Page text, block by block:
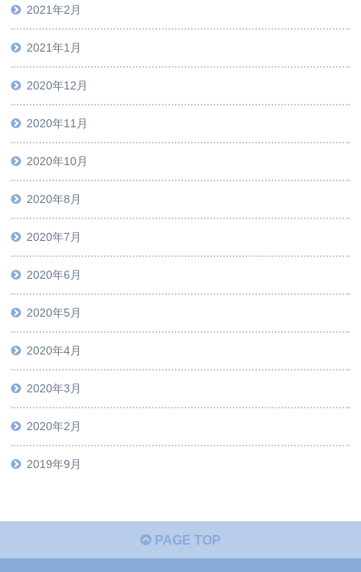
2021年2月
2021年1月
2020年12月
2020年11月
2020年10月
2020年8月
2020年7月
2020年6月
2020年5月
2020年4月
2020年3月
2020年2月
2019年9月
PAGE TOP